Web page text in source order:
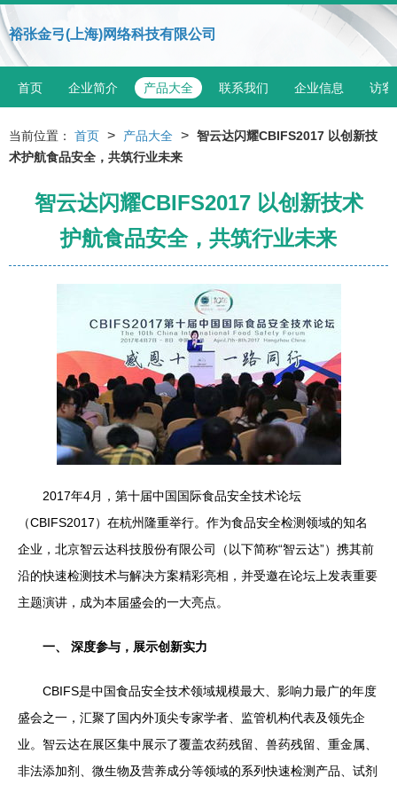
裕张金弓(上海)网络科技有限公司
首页 企业简介 产品大全 联系我们 企业信息 访客
当前位置： 首页 > 产品大全 > 智云达闪耀CBIFS2017 以创新技
术护航食品安全，共筑行业未来
智云达闪耀CBIFS2017 以创新技术
护航食品安全，共筑行业未来
2017年4月，第十届中国国际食品安全技术论坛
（CBIFS2017）在杭州隆重举行。作为食品安全检测领域的知名
企业，北京智云达科技股份有限公司（以下简称“智云达”）携其前
沿的快速检测技术与解决方案精彩亮相，并受邀在论坛上发表重要
主题演讲，成为本届盛会的一大亮点。
一、 深度参与，展示创新实力
CBIFS是中国食品安全技术领域规模最大、影响力最广的年度
盛会之一，汇聚了国内外顶尖专家学者、监管机构代表及领先企
业。智云达在展区集中展示了覆盖农药残留、兽药残留、重金属、
非法添加剂、微生物及营养成分等领域的系列快速检测产品、试剂